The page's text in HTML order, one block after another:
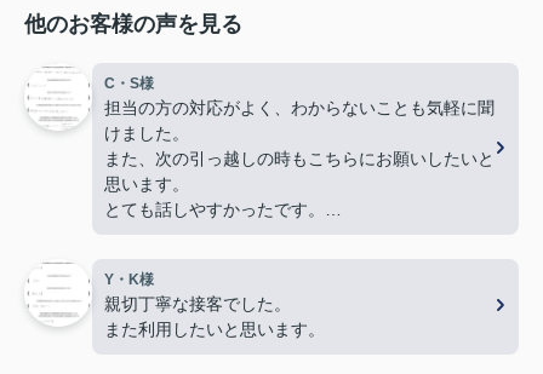
他のお客様の声を見る
C・S様
担当の方の対応がよく、わからないことも気軽に聞
けました。
また、次の引っ越しの時もこちらにお願いしたいと
思います。
とても話しやすかったです。
Y・K様
親切丁寧な接客でした。
また利用したいと思います。